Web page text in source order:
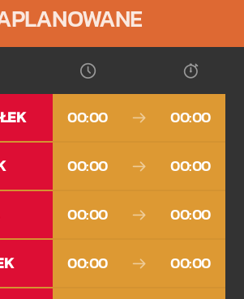
MUZY
21:00
00:00 00:00
00:00 00:00
00:00 00:00
00:00 00:00